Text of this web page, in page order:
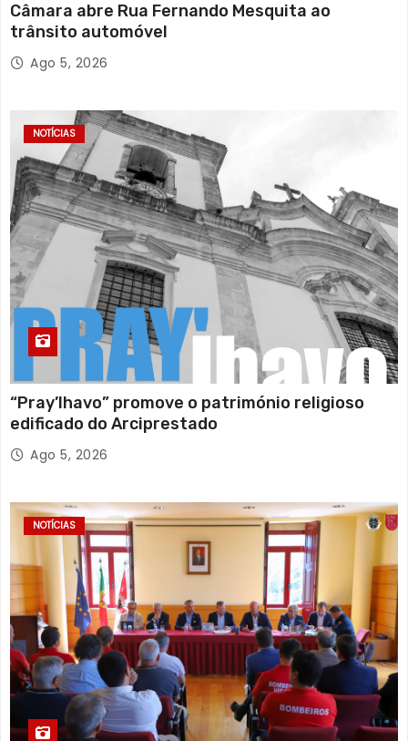
Câmara abre Rua Fernando Mesquita ao
trânsito automóvel
Ago 5, 2026
NOTÍCIAS
“Pray’lhavo” promove o património religioso
edificado do Arciprestado
Ago 5, 2026
NOTÍCIAS